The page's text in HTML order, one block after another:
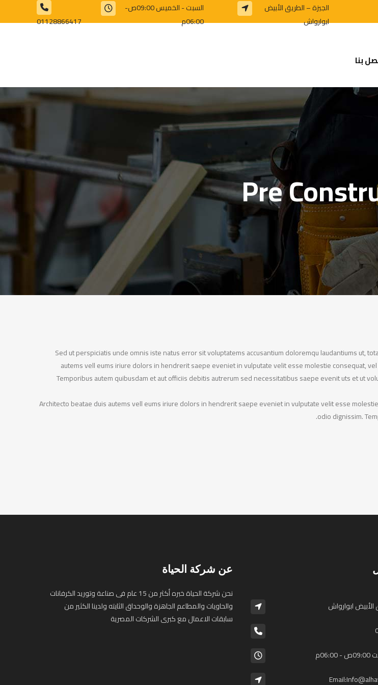
الجيزة – الطريق الأبيض
ابوارواش
السبت - الخميس 09:00ص-
06:00م
01128866417⁩
بنا
Pre
Sed ut perspiciatis unde omnis iste natus error sit voluptatems accusantium doloremqu laudantiums ut,
autems vell eums iriure dolors in hendrerit saepe eveniet in vulputate velit esse molestie consequat,
Temporibus autem quibusdam et aut officiis debitis autrerum sed necessitatibus saepe evenit uts et ut
Architecto beatae duis autems vell eums iriure dolors in hendrerit saepe eveniet in vulputate velit esse
odio dignissim.
الأبيض ابوارواش
عن شركة الحياة
نحن شركة الحياة خبره أكثر من 15 عام فى صناعة وتوريد الكرفانات
والحاويات والمطاعم الجاهزة والوحداق الثايته ولدينا الكثير من
سابقات الاعمال مع كبرى الشركات المصرية